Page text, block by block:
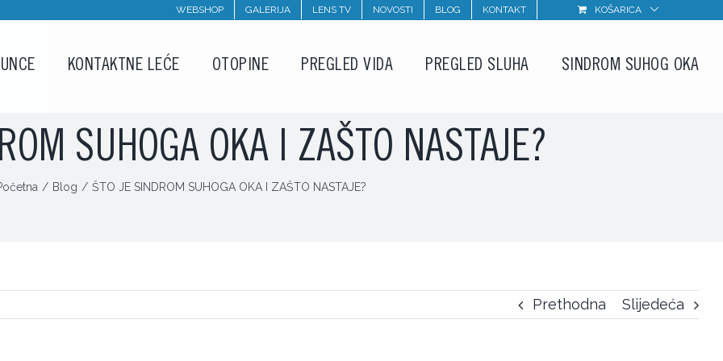
WEBSHOP GALERIJA LENS TV NOVOSTI BLOG KONTAKT KOŠARICA
KONTAKTNE LEĆE OTOPINE PREGLED VIDA PREGLED SLUHA SINDROM SUHOG OKA
SUHOGA OKA I ZAŠTO NASTAJE?
/ Blog / ŠTO JE SINDROM SUHOGA OKA I ZAŠTO NASTAJE?
Prethodna Slijedeća